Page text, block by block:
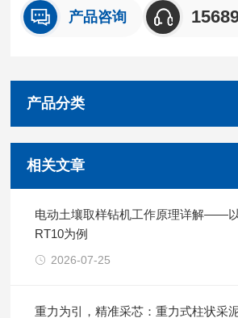
产品咨询
产品分类
相关文章
电动土壤取样钻机工作原理详解——
RT10为例
2026-07-25
重力为引，精准采芯：重力式柱状采